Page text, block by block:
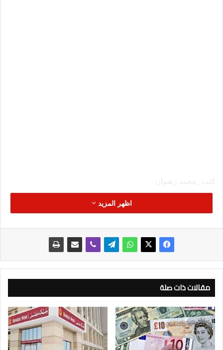
كتب _محمد رضوان
كابيتال – الذراع الاستثمارية للبنك الأهلي المصري – وبنك مصر؛
وهي الشراكة الاستراتيجية التي تأتي استكمالا لصدارة تلك البنوك
لشركة ويسترن يونيون والتي تعد من أقدم الشركات العاملة في مصر
في استقبال الحوالات الخارجية.
وقرر بنك القاهرة شراء حصة من أسهم شركة أيباج ليصبح إجمالي
حصة الثلاثة بنوك معاً 40% وبقيت حصة المساهم الأصلي “مجموعة
سرهنك” 60%، وهو ما يأتي استنادا للنجاح الكبير في إتاحة استقبال
الحوالات الخارجية الواردة من كل دول العالم بالدولار وبالجنيه
اظهر المزيد
مقالات ذات صلة